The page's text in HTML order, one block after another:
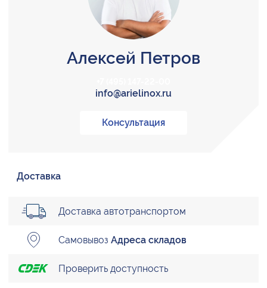
Алексей Петров
info@arielinox.ru
Консультация
Доставка
Доставка автотранспортом
Самовывоз Адреса складов
Проверить доступность